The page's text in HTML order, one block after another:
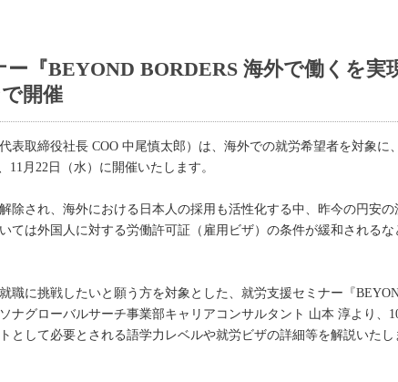
『BEYOND BORDERS 海外で働くを実
開催
表取締役社長 COO 中尾慎太郎）は、海外での就労希望者を対象
月22日（水）に開催いたします。
除され、海外における日本人の採用も活性化する中、昨今の円安
ては外国人に対する労働許可証（雇用ビザ）の条件が緩和される
職に挑戦したいと願う方を対象とした、就労支援セミナー『
ナグローバルサーチ事業部キャリアコンサルタント 山本 淳より、
として必要とされる語学力レベルや就労ビザの詳細等を解説いたし